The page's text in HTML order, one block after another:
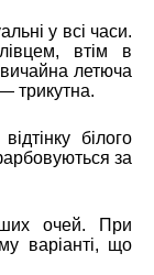
у всі часи.
втім в
летюча
трикутна.
білого
за
очей. При
варіанті, що